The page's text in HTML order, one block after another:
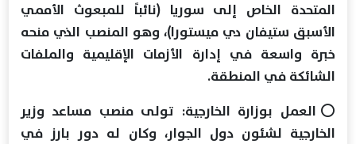
المتحدة الخاص إلى سوريا (نائباً للمبعوث الأممي
الأسبق ستيفان دي ميستورا)، وهو المنصب الذي منحه
خبرة واسعة في إدارة الأزمات الإقليمية والملفات
الشائكة في المنطقة.
⭕️العمل بوزارة الخارجية: تولى منصب مساعد وزير
الخارجية لشئون دول الجوار، وكان له دور بارز في